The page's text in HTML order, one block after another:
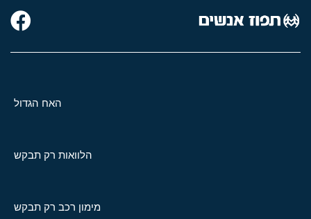
האח הגדול
הלוואות רק תבקש
מימון רכב רק תבקש